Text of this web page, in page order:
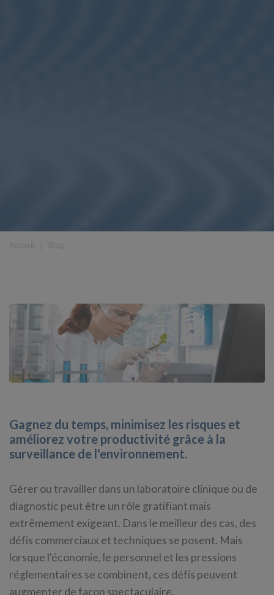
Gagnez du temps, minimisez les risques et
améliorez votre productivité grâce à la
surveillance de l'environnement.
Gérer ou travailler dans un laboratoire clinique ou de
diagnostic peut être un rôle gratifiant mais
extrêmement exigeant. Dans le meilleur des cas, des
défis commerciaux et techniques se posent. Mais
lorsque l'économie, le personnel et les pressions
réglementaires se combinent, ces défis peuvent
augmenter de façon spectaculaire.